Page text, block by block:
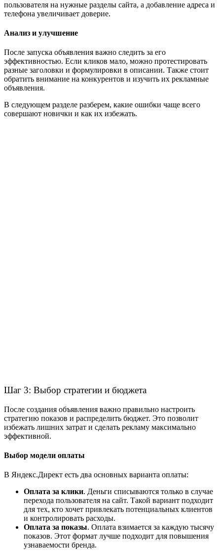
пользователя на нужные разделы сайта, а добавление адреса и
телефона увеличивает доверие.
Анализ и улучшение
После запуска объявления важно следить за его
эффективностью. Если кликов мало, можно протестировать
разные заголовки и формулировки в описании. Также стоит
обратить внимание на конкурентов и изучить их рекламные
объявления.
В следующем разделе разберем, какие ошибки чаще всего
совершают новички и как их избежать.
Шаг 3: Выбор стратегии и бюджета
После создания объявления важно правильно настроить
стратегию показов и распределить бюджет. Это позволит
избежать лишних затрат и сделать рекламу максимально
эффективной.
Выбор модели оплаты
В Яндекс.Директ есть два основных варианта оплаты:
Оплата за клики. Деньги списываются только в случае
перехода пользователя на сайт. Такой вариант подходит
для тех, кто хочет привлекать потенциальных клиентов
и контролировать расходы.
Оплата за показы. Оплата взимается за каждую тысячу
показов. Этот формат лучше подходит для повышения
узнаваемости бренда.